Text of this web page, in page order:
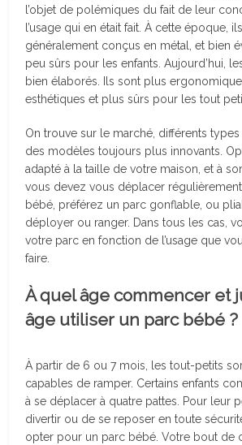
l’objet de polémiques du fait de leur
l’usage qui en était fait. À cette époque,
généralement conçus en métal, et bien
peu sûrs pour les enfants. Aujourd’hui,
bien élaborés. Ils sont plus
esthétiques et plus sûrs pour les tout
On trouve sur le marché, différents
des modèles toujours plus innovants.
adapté à la taille de votre maison, et à
vous devez vous déplacer
bébé, préférez un parc gonflable, ou
déployer ou ranger. Dans tous les cas,
votre parc en fonction de l’usage que
faire.
À quel âge commencer et
âge utiliser un parc bébé ?
À partir de 6 ou 7 mois, les tout-petits
capables de ramper. Certains enfants
à se déplacer à quatre pattes. Pour leur
divertir ou de se reposer en toute
opter pour un parc bébé. Votre bout de